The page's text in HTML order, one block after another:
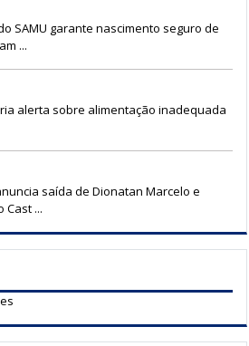
SAMU garante nascimento seguro de
...
alerta sobre alimentação inadequada
saída de Dionatan Marcelo e
Cast ...